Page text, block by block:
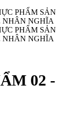
PHẨM SẢN
NHÂN NGHĨA
PHẨM SẢN
NHÂN NGHĨA
02 -